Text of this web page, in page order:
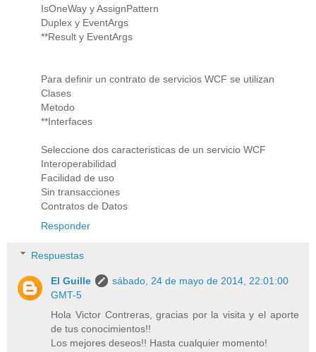
IsOneWay y AssignPattern
Duplex y EventArgs
**Result y EventArgs
Para definir un contrato de servicios WCF se utilizan
Clases
Metodo
**Interfaces
Seleccione dos caracteristicas de un servicio WCF
Interoperabilidad
Facilidad de uso
Sin transacciones
Contratos de Datos
Responder
Respuestas
El Guille
sábado, 24 de mayo de 2014, 22:01:00
GMT-5
Hola Victor Contreras, gracias por la visita y el aporte
de tus conocimientos!!
Los mejores deseos!! Hasta cualquier momento!